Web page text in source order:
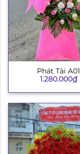
Phát Tài A01
1.280.000₫